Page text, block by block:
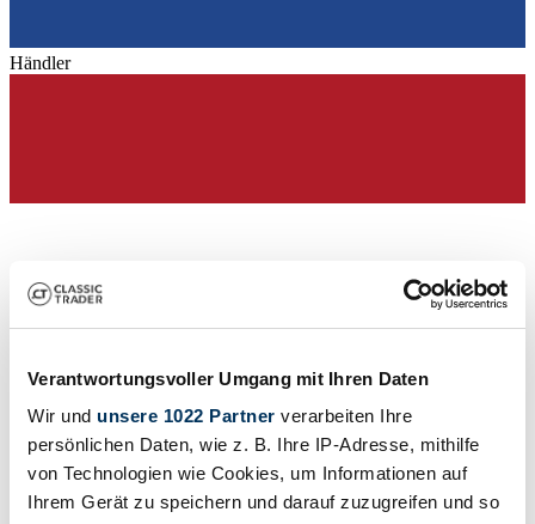
Verantwortungsvoller Umgang mit Ihren Daten
Wir und unsere 1022 Partner verarbeiten Ihre
persönlichen Daten, wie z. B. Ihre IP-Adresse, mithilfe
von Technologien wie Cookies, um Informationen auf
Ihrem Gerät zu speichern und darauf zuzugreifen und so
Händler
Händler
Abgelaufenes Inserat